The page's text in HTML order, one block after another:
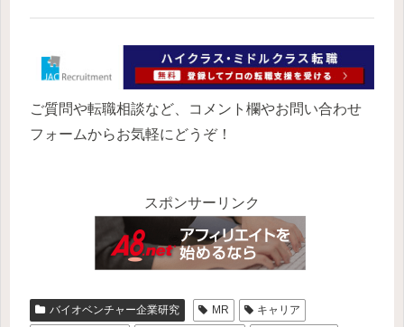
ご質問や転職相談など、コメント欄やお問い合わせ
フォームからお気軽にどうぞ！
スポンサーリンク
バイオベンチャー企業研究 MR
キャリア